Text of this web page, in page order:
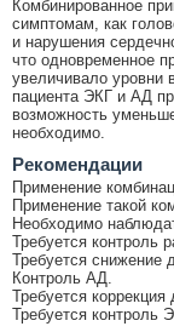
Комбинированное
симптомам, как
и нарушения
что одновременное
увеличивало уровни
пациента ЭКГ и АД
возможность
необходимо.
Рекомендации
Применение
Применение такой
Необходимо
Требуется контроль
Требуется снижение
Контроль АД.
Требуется коррекция
Требуется контроль